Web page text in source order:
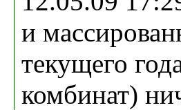
и
текущего
комбинат)